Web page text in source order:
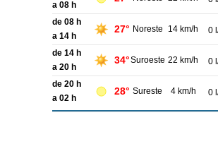
a 08 h
de 08 h
a 14 h
27° Noreste 14 km/h 0
de 14 h
a 20 h
34°Suroeste 22 km/h 0
de 20 h
a 02 h
28° Sureste 4 km/h 0